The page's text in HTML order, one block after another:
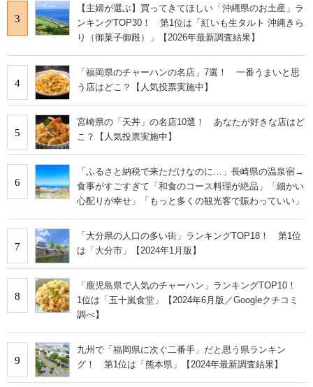
3
【主婦が選ぶ】買ってきてほしい「沖縄県のお土産」ラ
ンキングTOP30！ 第1位は「紅いも生タルト 沖縄きら
り（御菓子御殿）」【2026年最新調査結果】
4
「福岡県のチャーハンの名店」7選！ 一番うまいと思
う店はどこ？【人気投票実施中】
5
宮崎県の「天丼」の名店10選！ あなたが好きな店はど
こ？【人気投票実施中】
6
「ふるさと納税で来ただけなのに…」長崎県の温泉宿→
食事がすごすぎて「和食のコース料理が絶品」「細かい
心配りが幸せ」「もっと多くの観光客で賑わっていい」
7
「大分県の人口の多い街」ランキングTOP18！ 第1位
は「大分市」【2024年1月版】
8
「鹿児島県で人気のチャーハン」ランキングTOP10！
1位は「五十嵐食堂」【2024年6月版／Googleクチコミ
調べ】
9
九州で「福岡県に次ぐ二番手」だと思う県ランキン
グ！ 第1位は「熊本県」【2024年最新調査結果】